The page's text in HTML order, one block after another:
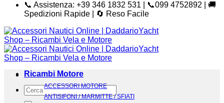
📞 Assistenza: +39 346 1832 531 | 📞099 4752892 | 🚚
Spedizioni Rapide | 🔄 Reso Facile
Cerca:
Ricambi Motore
ACCESSORI MOTORE
ANTISIFONI / MARMITTE / SFIATI